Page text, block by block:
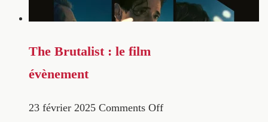
The Brutalist : le film
évènement
23 février 2025 Comments Off